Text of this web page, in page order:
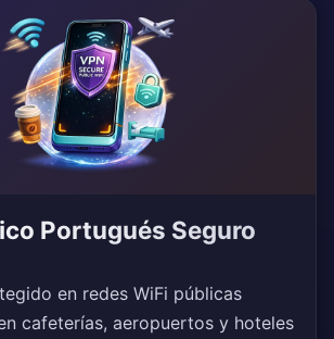
Portugués Seguro
en redes WiFi públicas
cafeterías, aeropuertos y hoteles